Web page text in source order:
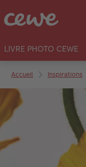
LIVRE PHOTO CEWE
Accueil Inspirations